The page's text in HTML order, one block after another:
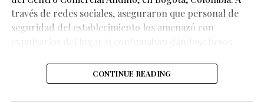
través de redes sociales, aseguraron que personal de
seguridad del establecimiento los amenazó con
CONTINUE READING